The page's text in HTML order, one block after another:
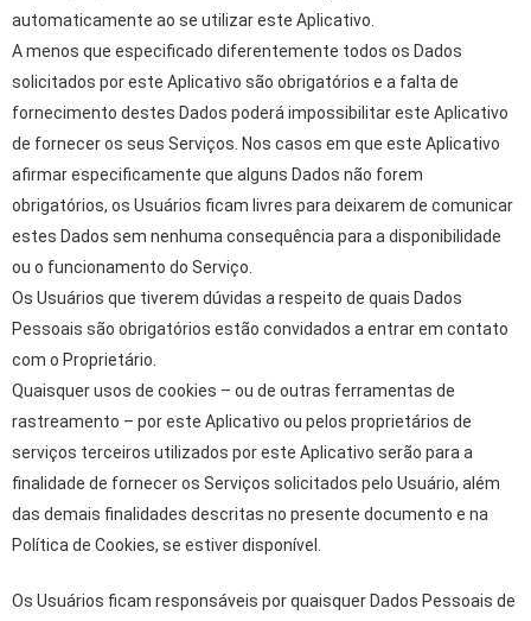
automaticamente ao se utilizar este Aplicativo.
A menos que especificado diferentemente todos os Dados
solicitados por este Aplicativo são obrigatórios e a falta de
fornecimento destes Dados poderá impossibilitar este Aplicativo
de fornecer os seus Serviços. Nos casos em que este Aplicativo
afirmar especificamente que alguns Dados não forem
obrigatórios, os Usuários ficam livres para deixarem de comunicar
estes Dados sem nenhuma consequência para a disponibilidade
ou o funcionamento do Serviço.
Os Usuários que tiverem dúvidas a respeito de quais Dados
Pessoais são obrigatórios estão convidados a entrar em contato
com o Proprietário.
Quaisquer usos de cookies – ou de outras ferramentas de
rastreamento – por este Aplicativo ou pelos proprietários de
serviços terceiros utilizados por este Aplicativo serão para a
finalidade de fornecer os Serviços solicitados pelo Usuário, além
das demais finalidades descritas no presente documento e na
Política de Cookies, se estiver disponível.
Os Usuários ficam responsáveis por quaisquer Dados Pessoais de